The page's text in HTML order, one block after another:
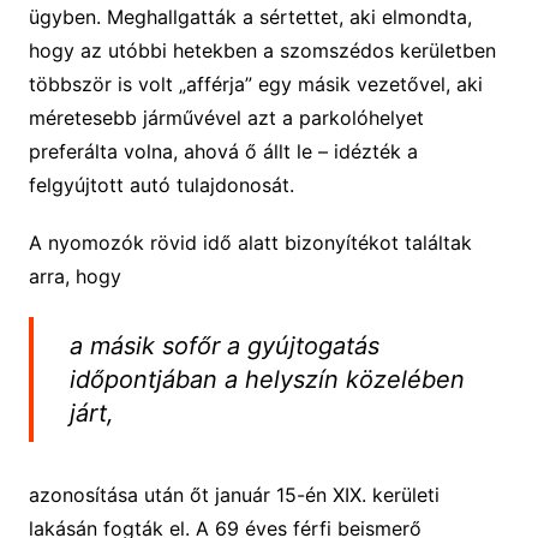
ügyben. Meghallgatták a sértettet, aki elmondta,
hogy az utóbbi hetekben a szomszédos kerületben
többször is volt „afférja” egy másik vezetővel, aki
méretesebb járművével azt a parkolóhelyet
preferálta volna, ahová ő állt le – idézték a
felgyújtott autó tulajdonosát.
A nyomozók rövid idő alatt bizonyítékot találtak
arra, hogy
a másik sofőr a gyújtogatás
időpontjában a helyszín közelében
járt,
azonosítása után őt január 15-én XIX. kerületi
lakásán fogták el. A 69 éves férfi beismerő